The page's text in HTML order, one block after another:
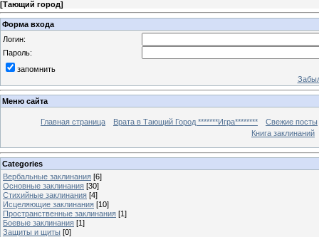
[Тающий город]
Форма входа
Логин:
Пароль:
запомнить
Меню сайта
Главная страница Врата в Тающий Город *******Игра********
Свежие посты
Книга заклинаний
Categories
Вербальные заклинания [6]
Основные заклинания [30]
Стихийные заклинания [4]
Исцеляющие заклинания [10]
Пространственные заклинания [1]
Боевые заклинания [1]
Защиты и щиты [0]